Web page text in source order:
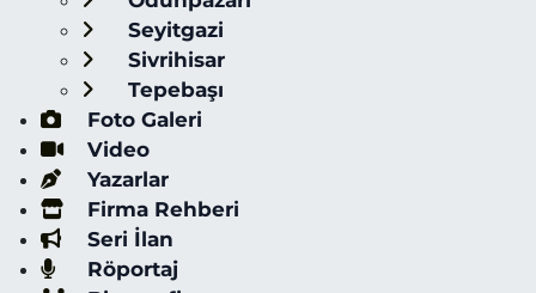
Seyitgazi
Sivrihisar
Tepebaşı
Foto Galeri
Video
Yazarlar
Firma Rehberi
Seri İlan
Röportaj